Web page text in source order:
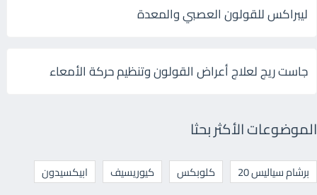
ليبراكس للقولون العصبي والمعدة
جاست ريج لعلاج أعراض القولون وتنظيم حركة الأمعاء
الموضوعات الأكثر بحثا
برشام سياليس 20 كلوبكس كيوريسيف
ابيكسيدون